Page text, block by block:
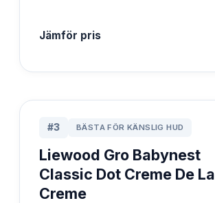
Jämför pris
#3 BÄSTA FÖR KÄNSLIG HUD
Liewood Gro Babynest
Classic Dot Creme De La
Creme